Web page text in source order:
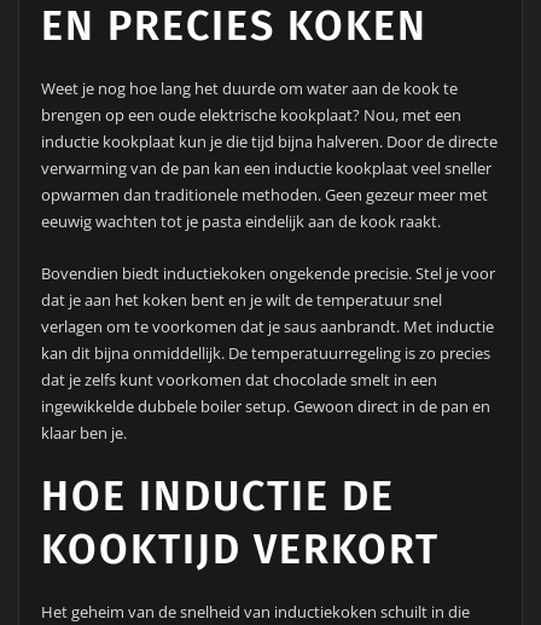
EN PRECIES KOKEN
Weet je nog hoe lang het duurde om water aan de kook te
brengen op een oude elektrische kookplaat? Nou, met een
inductie kookplaat kun je die tijd bijna halveren. Door de directe
verwarming van de pan kan een inductie kookplaat veel sneller
opwarmen dan traditionele methoden. Geen gezeur meer met
eeuwig wachten tot je pasta eindelijk aan de kook raakt.
Bovendien biedt inductiekoken ongekende precisie. Stel je voor
dat je aan het koken bent en je wilt de temperatuur snel
verlagen om te voorkomen dat je saus aanbrandt. Met inductie
kan dit bijna onmiddellijk. De temperatuurregeling is zo precies
dat je zelfs kunt voorkomen dat chocolade smelt in een
ingewikkelde dubbele boiler setup. Gewoon direct in de pan en
klaar ben je.
HOE INDUCTIE DE
KOOKTIJD VERKORT
Het geheim van de snelheid van inductiekoken schuilt in die